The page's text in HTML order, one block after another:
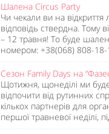
Шалена Circus Party
Чи чекали ви на відкриття
відповідь ствердна. Тому
– 12 травня! То буде
номером: +38(068) 808-
Сезон Family Days на
Щотижня, щонеділі ми
відпочити від рутинних
кількох партнерів для
першої травневої неділі,